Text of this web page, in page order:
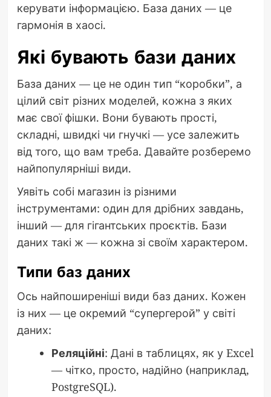
керувати інформацією. База даних — це
гармонія в хаосі.
Які бувають бази даних
База даних — це не один тип “коробки”, а
цілий світ різних моделей, кожна з яких
має свої фішки. Вони бувають прості,
складні, швидкі чи гнучкі — усе залежить
від того, що вам треба. Давайте розберемо
найпопулярніші види.
Уявіть собі магазин із різними
інструментами: один для дрібних завдань,
інший — для гігантських проєктів. Бази
даних такі ж — кожна зі своїм характером.
Типи баз даних
Ось найпоширеніші види баз даних. Кожен
із них — це окремий “супергерой” у світі
даних:
Реляційні: Дані в таблицях, як у Excel
— чітко, просто, надійно (наприклад,
PostgreSQL).